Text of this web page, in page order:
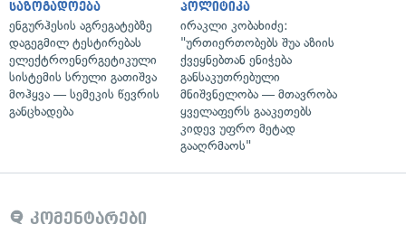
საზოგადოება
ენგურჰესის აგრეგატებზე
დაგეგმილ ტესტირებას
ელექტროენერგეტიკული
სისტემის სრული გათიშვა
მოჰყვა — სემეკის წევრის
განცხადება
პოლიტიკა
ირაკლი კობახიძე:
"ურთიერთობებს შუა აზიის
ქვეყნებთან ენიჭება
განსაკუთრებული
მნიშვნელობა — მთავრობა
ყველაფერს გააკეთებს
კიდევ უფრო მეტად
გააღრმაოს"
კომენტარები